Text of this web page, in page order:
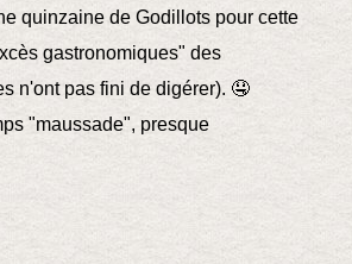
quinzaine de Godillots pour cette
gastronomiques" des
n'ont pas fini de digérer). 🤤
"maussade", presque